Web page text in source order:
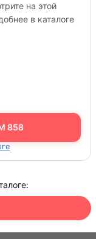
на этой
в каталоге
858